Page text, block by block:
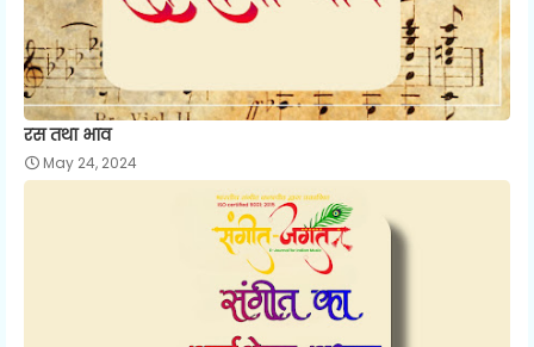
रस तथा भाव
May 24, 2024